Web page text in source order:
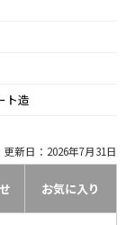
ト造
更新日：2026年7月31日
お気に入り